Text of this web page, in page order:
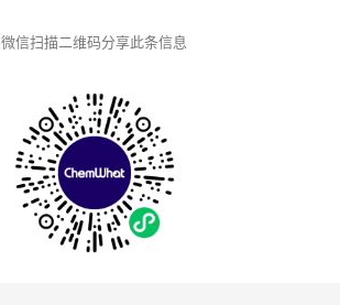
微信扫描二维码分享此条信息